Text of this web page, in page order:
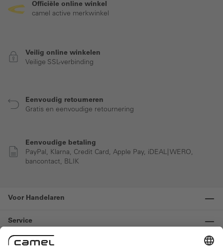
Officiële online winkel
camel active merkwinkel
Veilig online winkelen
Veilige SSL-verbinding
Eenvoudig retourneren
Gratis en eenvoudige retournering
Eenvoudige betaling
PayPal, Klarna, Credit Card, Apple Pay, iDEAL| WERO,
bancontact, BLIK
Voor Handelaren
Service
Informatie